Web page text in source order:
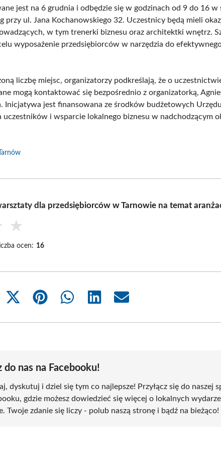
jest na 6 grudnia i odbędzie się w godzinach od 9 do 16
przy ul. Jana Kochanowskiego 32. Uczestnicy będą mieli
w tym trenerki biznesu oraz architektki wnętrz.
wyposażenie przedsiębiorców w narzędzia do
liczbę miejsc, organizatorzy podkreślają, że o
mogą kontaktować się bezpośrednio z organizatorką,
Inicjatywa jest finansowana ze środków budżetowych
uczestników i wsparcie lokalnego biznesu w nadchodzącym
dla przedsiębiorców w Tarnowie na temat
★
ocen: 16
Share
(Twitter)
Share
Share
Share
Share
do nas na Facebooku!
dyskutuj i dziel się tym co najlepsze! Przyłącz się do naszej
gdzie możesz dowiedzieć się więcej o lokalnych
Twoje zdanie się liczy - polub naszą stronę i bądź na bieżąco!